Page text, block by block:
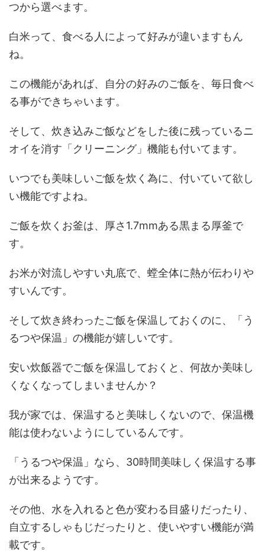
つから選べます。
白米って、食べる人によって好みが違いますもん
ね。
この機能があれば、自分の好みのご飯を、毎日食べ
る事ができちゃいます。
そして、炊き込みご飯などをした後に残っているニ
オイを消す「クリーニング」機能も付いてます。
いつでも美味しいご飯を炊く為に、付いていて欲し
い機能ですよね。
ご飯を炊くお釜は、厚さ1.7mmある黒まる厚釜で
す。
お米が対流しやすい丸底で、螳全体に熱が伝わりや
すいんです。
そして炊き終わったご飯を保温しておくのに、「う
るつや保温」の機能が嬉しいです。
安い炊飯器でご飯を保温しておくと、何故か美味し
くなくなってしまいませんか？
我が家では、保温すると美味しくないので、保温機
能は使わないようにしているんです。
「うるつや保温」なら、30時間美味しく保温する事
が出来るようです。
その他、水を入れると色が変わる目盛りだったり、
自立するしゃもじだったりと、使いやすい機能が満
載です。